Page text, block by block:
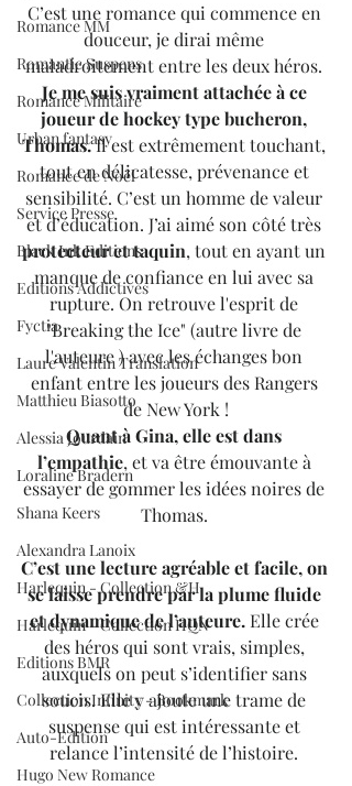
Romance MM
Romantic Suspens
Romance Militaire
Urban fantasy
Romance de Noël
Service Presse
Black Ink Editions
Editions Addictives
Fyctia
Laure Valentin Translation
Matthieu Biasotto
Alessia Jourdain
Loraline Bradern
Shana Keers
Alexandra Lanoix
Harlequin - Collection &H
Harlequin - Collection HQN
Editions BMR
Collection Infinity - Bookmark
Auto-Edition
Hugo New Romance
C’est une romance qui commence en
douceur, je dirai même
maladroitement entre les deux héros.
Je me suis vraiment attachée à ce
joueur de hockey type bucheron,
Thomas. Il est extrêmement touchant,
tout en délicatesse, prévenance et
sensibilité. C’est un homme de valeur
et d’éducation. J’ai aimé son côté très
protecteur et taquin, tout en ayant un
manque de confiance en lui avec sa
rupture. On retrouve l'esprit de
"Breaking the Ice" (autre livre de
l'auteure ) avec les échanges bon
enfant entre les joueurs des Rangers
de New York !
Quant à Gina, elle est dans
l’empathie, et va être émouvante à
essayer de gommer les idées noires de
Thomas.
C’est une lecture agréable et facile, on
se laisse prendre par la plume fluide
et dynamique de l’auteure. Elle crée
des héros qui sont vrais, simples,
auxquels on peut s’identifier sans
soucis. Elle y ajoute une trame de
suspense qui est intéressante et
relance l’intensité de l’histoire.